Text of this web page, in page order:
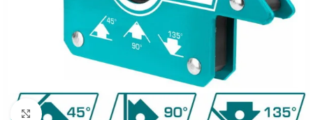
Click to enlarge